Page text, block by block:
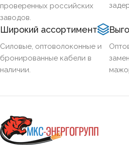
ОГНЕСТОЙКИЙ
НАЛИЧИЕ ЭКРАНА
БРОНИРОВАННЫЙ
проверенных российских
заводов.
Широкий ассортимент
Силовые, оптоволоконные и
бронированные кабели в
наличии.